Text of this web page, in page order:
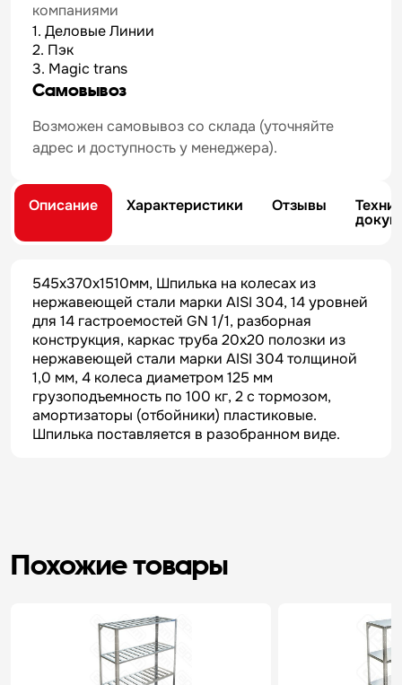
компаниями
1. Деловые Линии
2. Пэк
3. Magic trans
Самовывоз
Возможен самовывоз со склада (уточняйте
адрес и доступность у менеджера).
Описание Характеристики Отзывы
545х370х1510мм, Шпилька на колесах из
нержавеющей стали марки AISI 304, 14 уровней
для 14 гастроемостей GN 1/1, разборная
конструкция, каркас труба 20х20 полозки из
нержавеющей стали марки AISI 304 толщиной
1,0 мм, 4 колеса диаметром 125 мм
грузоподъемность по 100 кг, 2 с тормозом,
амортизаторы (отбойники) пластиковые.
Шпилька поставляется в разобранном виде.
Похожие товары